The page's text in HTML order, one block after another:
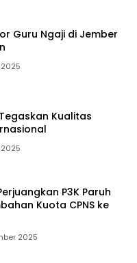
Guru Ngaji di Jember
Kualitas
P3K Paruh
Kuota CPNS ke
2025